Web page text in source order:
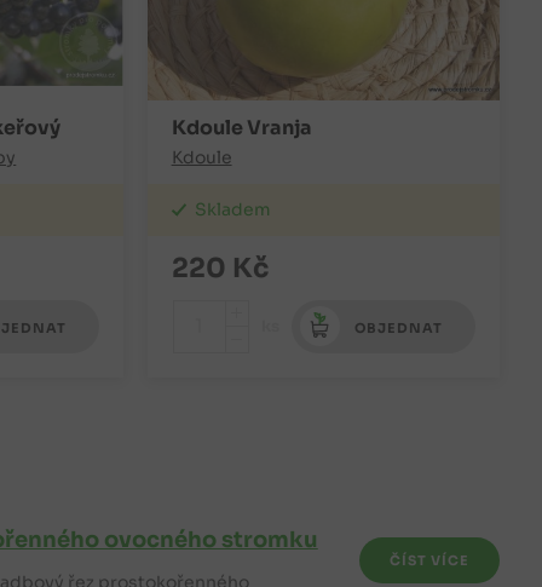
Kdoule Vranja
Kdoule
Skladem
220 Kč
OBJEDNAT
ovocného stromku
řez prostokořenného
ČÍST VÍCE